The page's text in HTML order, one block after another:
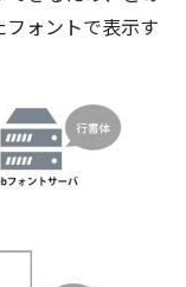
ォントで表示す